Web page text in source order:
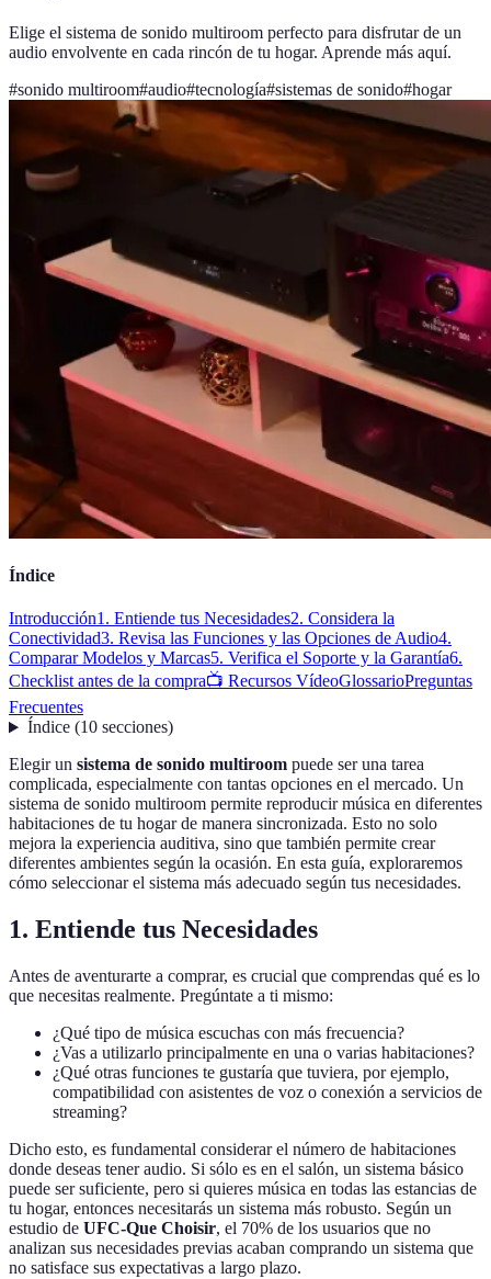
Elige el sistema de sonido multiroom perfecto para disfrutar de un
audio envolvente en cada rincón de tu hogar. Aprende más aquí.
#sonido multiroom#audio#tecnología#sistemas de sonido#hogar
Índice
Introducción1. Entiende tus Necesidades2. Considera la
Conectividad3. Revisa las Funciones y las Opciones de Audio4.
Comparar Modelos y Marcas5. Verifica el Soporte y la Garantía6.
Checklist antes de la compra📺 Recursos VídeoGlossarioPreguntas
Frecuentes
Índice(10 secciones)
Elegir un sistema de sonido multiroom puede ser una tarea
complicada, especialmente con tantas opciones en el mercado. Un
sistema de sonido multiroom permite reproducir música en diferentes
habitaciones de tu hogar de manera sincronizada. Esto no solo
mejora la experiencia auditiva, sino que también permite crear
diferentes ambientes según la ocasión. En esta guía, exploraremos
cómo seleccionar el sistema más adecuado según tus necesidades.
1. Entiende tus Necesidades
Antes de aventurarte a comprar, es crucial que comprendas qué es lo
que necesitas realmente. Pregúntate a ti mismo:
¿Qué tipo de música escuchas con más frecuencia?
¿Vas a utilizarlo principalmente en una o varias habitaciones?
¿Qué otras funciones te gustaría que tuviera, por ejemplo,
compatibilidad con asistentes de voz o conexión a servicios de
streaming?
Dicho esto, es fundamental considerar el número de habitaciones
donde deseas tener audio. Si sólo es en el salón, un sistema básico
puede ser suficiente, pero si quieres música en todas las estancias de
tu hogar, entonces necesitarás un sistema más robusto. Según un
estudio de UFC-Que Choisir, el 70% de los usuarios que no
analizan sus necesidades previas acaban comprando un sistema que
no satisface sus expectativas a largo plazo.